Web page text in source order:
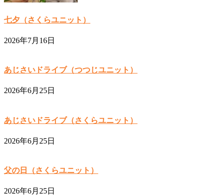
七夕（さくらユニット）
2026年7月16日
あじさいドライブ（つつじユニット）
2026年6月25日
あじさいドライブ（さくらユニット）
2026年6月25日
父の日（さくらユニット）
2026年6月25日